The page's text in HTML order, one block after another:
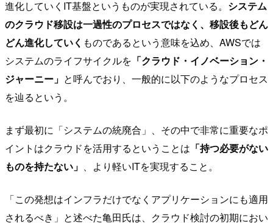
進化していくIT基盤というものが実現されている。 システム
のクラウド移設は一過性のプロセスではなく、移設後もどん
どん進化していく ものであるという意味を込め、AWSでは
システムのライフサイクルを 「クラウド・イノベーション・
ジャーニー」 と呼んでおり、一般的に以下のようなプロセス
を辿るという。
まず最初に「システムの統廃合」、その中で非常に重要なポ
イントはクラウドを活用するということは 「持つ必要がない
ものを持たない」 、より軽いITを実現すること。
「この発想はインフラだけでなくアプリケーションにも適用
されるべき」と述べた亀田氏は、クラウド検討の初期におい